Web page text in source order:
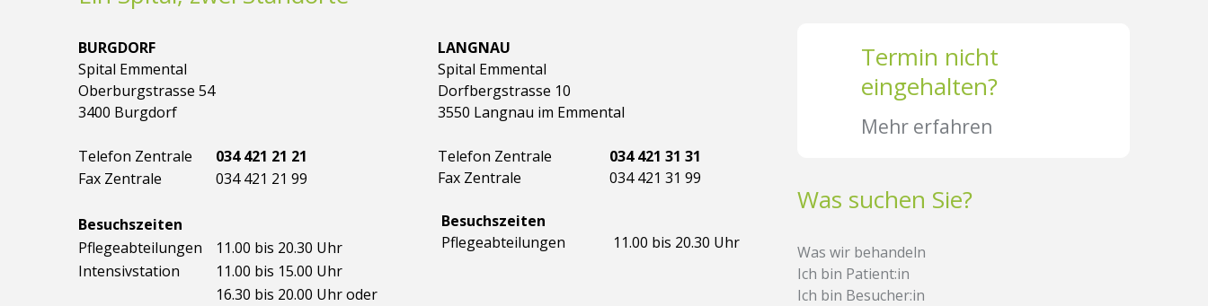
BURGDORF
Spital Emmental
Oberburgstrasse 54
3400 Burgdorf
Telefon Zentrale
034 421 21 21
Fax Zentrale
034 421 21 99
Besuchszeiten
Pflegeabteilungen
11.00 bis 20.30 Uhr
Intensivstation
11.00 bis 15.00 Uhr
16.30 bis 20.00 Uhr oder
LANGNAU
Spital Emmental
Dorfbergstrasse 10
3550 Langnau im Emmental
Telefon Zentrale
034 421 31 31
Fax Zentrale
034 421 31 99
Besuchszeiten
Pflegeabteilungen
11.00 bis 20.30 Uhr
Termin nicht
eingehalten?
Mehr erfahren
Was suchen Sie?
Was wir behandeln
Ich bin Patient:in
Ich bin Besucher:in